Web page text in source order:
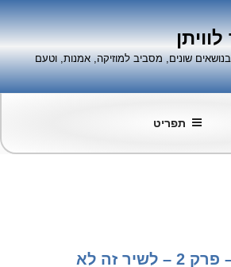
שונים, מסביב למוזיקה, אמנות, וטעם
תפריט
מוזיקת הבלוז – פרק 2 – לשיר זה לא